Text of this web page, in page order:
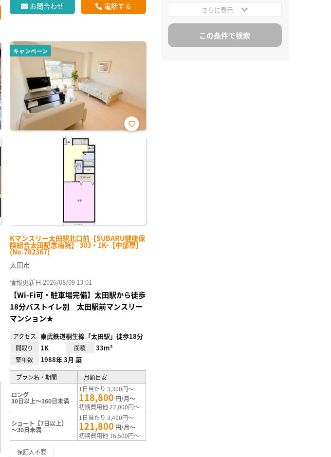
お問合わせ 電話する
キャンペーン
Kマンスリー太田駅北口前【SUBARU健康保
険組合太田記念病院】 303・1K-【中部屋】
(No.782367)
お気
太田市
情報更新日 2026/08/09 13:01
【Wi-Fi可・駐車場完備】太田駅から徒歩
18分バストイレ別 太田駅前マンスリー
マンション★
アクセス 東武鉄道桐生線「太田駅」徒歩18分
間取り 1K 面積 33m²
築年数 1988年 3月 築
プラン名・期間 月額目安
ロング
30日以上～360日未満
1日当たり 3,300円～
118,800 円/月～
初期費用他 22,000円～
ショート【7日以上】
～30日未満
1日当たり 3,400円～
121,800 円/月～
初期費用他 16,500円～
保証人不要
さらに表示